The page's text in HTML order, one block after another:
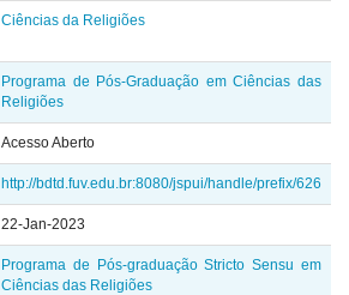
Ciências da Religiões
Programa de Pós-Graduação em Ciências das
Religiões
Acesso Aberto
http://bdtd.fuv.edu.br:8080/jspui/handle/prefix/626
22-Jan-2023
Programa de Pós-graduação Stricto Sensu em
Ciências das Religiões